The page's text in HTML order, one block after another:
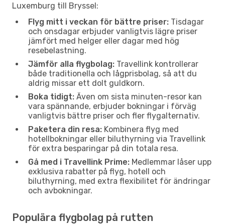
Luxemburg till Bryssel:
Flyg mitt i veckan för bättre priser: Tisdagar
och onsdagar erbjuder vanligtvis lägre priser
jämfört med helger eller dagar med hög
resebelastning.
Jämför alla flygbolag: Travellink kontrollerar
både traditionella och lågprisbolag, så att du
aldrig missar ett dolt guldkorn.
Boka tidigt: Även om sista minuten-resor kan
vara spännande, erbjuder bokningar i förväg
vanligtvis bättre priser och fler flygalternativ.
Paketera din resa: Kombinera flyg med
hotellbokningar eller biluthyrning via Travellink
för extra besparingar på din totala resa.
Gå med i Travellink Prime: Medlemmar låser upp
exklusiva rabatter på flyg, hotell och
biluthyrning, med extra flexibilitet för ändringar
och avbokningar.
Populära flygbolag på rutten